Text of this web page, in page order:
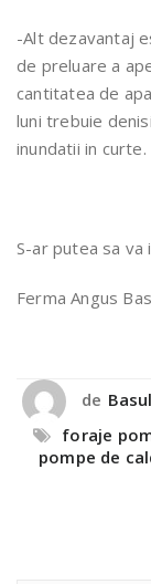
-Alt dezavantaj
de preluare a
cantitatea de
luni trebuie
inundatii in curte.
S-ar putea sa
Ferma Angus
de
foraje
pompe de